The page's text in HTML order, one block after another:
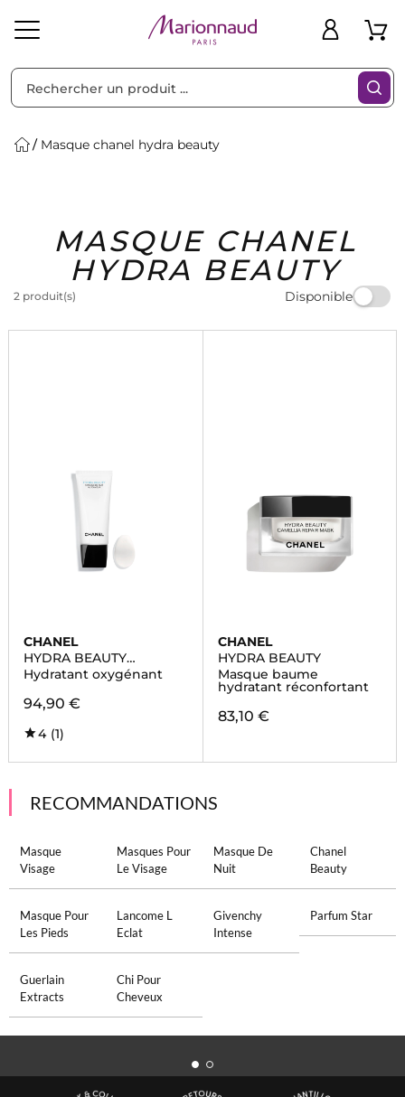
Solaire Homme Marques Idées
Cadeaux
Bons
Plans
Masque chanel hydra beauty
MASQUE CHANEL
HYDRA BEAUTY
2 produit(s) Disponible
Filtres
CHANEL
HYDRA BEAUTY
MASQUE DE NUIT AU
CAMÉLIA
Hydratant oxygénant
94,90 €
4 (1)
CHANEL
HYDRA BEAUTY
Masque baume
hydratant réconfortant
83,10 €
RECOMMANDATIONS
Masque
Visage
Masques Pour
Le Visage
Masque De
Nuit
Chanel
Beauty
Masque Pour
Les Pieds
Lancome L
Eclat
Givenchy
Intense
Parfum Star
Guerlain
Extracts
Chi Pour
Cheveux